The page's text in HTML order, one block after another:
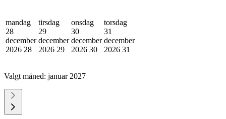
mandag
28
december
2026 28
tirsdag
29
december
2026 29
onsdag
30
december
2026 30
torsdag
31
december
2026 31
Valgt måned: januar 2027